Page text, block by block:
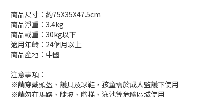
商品尺寸：約75X35X47.5cm
商品淨重：3.4kg
商品載重：30kg以下
適用年齡：24個月以上
商品產地：中國
注意事項：
※請穿戴頭盔、護具及球鞋，孩童需於成人監護下使用
※請勿在馬路、陡坡、階梯、泳池等危險區域使用